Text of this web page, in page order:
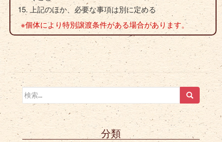
上記のほか、必要な事項は別に定める
※個体により特別譲渡条件がある場合があります。
検索:
分類